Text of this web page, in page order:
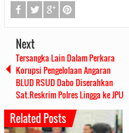
Next
Tersangka Lain Dalam Perkara
Korupsi Pengelolaan Angaran
BLUD RSUD Dabo Diserahkan
Sat.Reskrim Polres Lingga ke JPU
Related Posts